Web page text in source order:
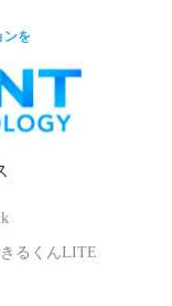
ンを
るくんLITE